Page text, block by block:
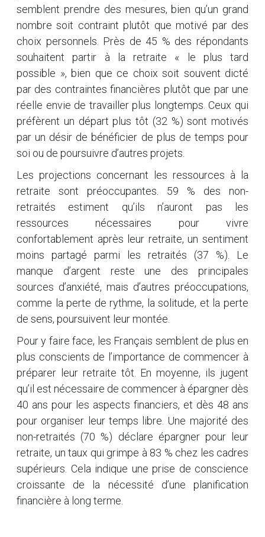
semblent prendre des mesures, bien qu’un grand
nombre soit contraint plutôt que motivé par des
choix personnels. Près de 45 % des répondants
souhaitent partir à la retraite « le plus tard
possible », bien que ce choix soit souvent dicté
par des contraintes financières plutôt que par une
réelle envie de travailler plus longtemps. Ceux qui
préfèrent un départ plus tôt (32 %) sont motivés
par un désir de bénéficier de plus de temps pour
soi ou de poursuivre d’autres projets.
Les projections concernant les ressources à la
retraite sont préoccupantes. 59 % des non-
retraités estiment qu’ils n’auront pas les
ressources nécessaires pour vivre
confortablement après leur retraite, un sentiment
moins partagé parmi les retraités (37 %). Le
manque d’argent reste une des principales
sources d’anxiété, mais d’autres préoccupations,
comme la perte de rythme, la solitude, et la perte
de sens, poursuivent leur montée.
Pour y faire face, les Français semblent de plus en
plus conscients de l’importance de commencer à
préparer leur retraite tôt. En moyenne, ils jugent
qu’il est nécessaire de commencer à épargner dès
40 ans pour les aspects financiers, et dès 48 ans
pour organiser leur temps libre. Une majorité des
non-retraités (70 %) déclare épargner pour leur
retraite, un taux qui grimpe à 83 % chez les cadres
supérieurs. Cela indique une prise de conscience
croissante de la nécessité d’une planification
financière à long terme.